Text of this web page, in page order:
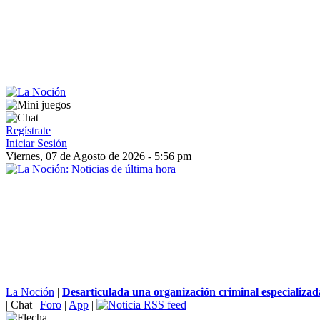
Regístrate
Iniciar Sesión
Viernes, 07 de Agosto de 2026 - 5:56 pm
La Noción | Desarticulada una organización criminal
| Chat | Foro | App |